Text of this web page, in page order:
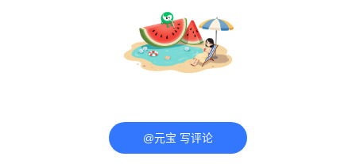
@元宝 写评论